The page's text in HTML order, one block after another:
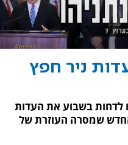
ניר חפץ
לדחות בשבוע את העדות
שמסרה העוזרת של